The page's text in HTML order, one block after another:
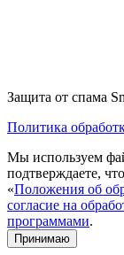
Защита от спама
Политика
Мы используем
подтверждаете,
«Положения об
согласие на
программами.
Принимаю